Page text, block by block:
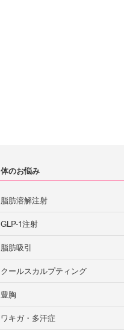
体のお悩み
脂肪溶解注射
GLP-1注射
脂肪吸引
クールスカルプティング
豊胸
ワキガ・多汗症